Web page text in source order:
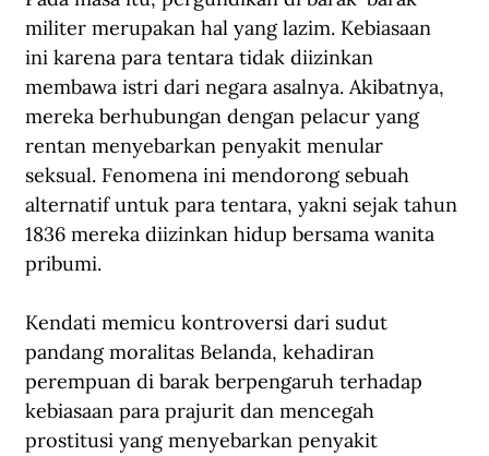
militer merupakan hal yang lazim. Kebiasaan
ini karena para tentara tidak diizinkan
membawa istri dari negara asalnya. Akibatnya,
mereka berhubungan dengan pelacur yang
rentan menyebarkan penyakit menular
seksual. Fenomena ini mendorong sebuah
alternatif untuk para tentara, yakni sejak tahun
1836 mereka diizinkan hidup bersama wanita
pribumi.
Kendati memicu kontroversi dari sudut
pandang moralitas Belanda, kehadiran
perempuan di barak berpengaruh terhadap
kebiasaan para prajurit dan mencegah
prostitusi yang menyebarkan penyakit